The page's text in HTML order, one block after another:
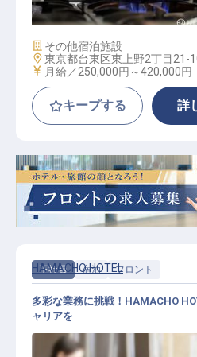
施設業態
その他宿泊施設
勤務地
東京都台東区東上野2丁目21-
給与
月給／250,000円～420,000円
キープする 詳
正社員 宿泊 フロント
HAMACHO HOTEL
多彩な業務に挑戦！HAMACHO
ャリアを